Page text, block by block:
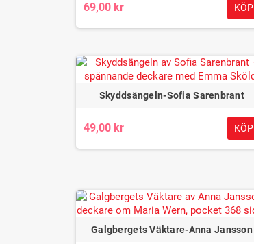
69,00 kr KÖP
Skyddsängeln-Sofia Sarenbrant
49,00 kr KÖP
Galgbergets Väktare-Anna Jansson